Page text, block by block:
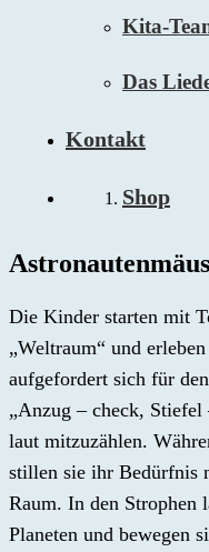
Kita-
Das
Kontakt
Shop
Die Kinder starten mit
„Weltraum“ und
aufgefordert sich für
„Anzug – check,
laut mitzuzählen.
stillen sie ihr Bedürfnis
Raum. In den Strophen
Planeten und bewegen